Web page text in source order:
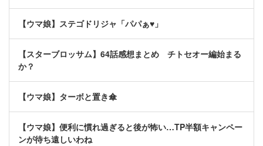
【ウマ娘】ステゴドリジャ「パパぁ♥」
【スターブロッサム】64話感想まとめ チトセオー編始まる
か？
【ウマ娘】ターボと置き傘
【ウマ娘】便利に慣れ過ぎると後が怖い…TP半額キャンペー
ンが待ち遠しいわね